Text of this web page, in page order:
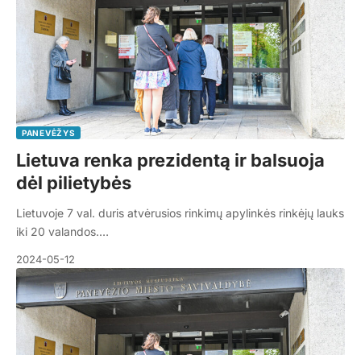
PANEVĖŽYS
Lietuva renka prezidentą ir balsuoja
dėl pilietybės
Lietuvoje 7 val. duris atvėrusios rinkimų apylinkės rinkėjų lauks
iki 20 valandos.…
2024-05-12